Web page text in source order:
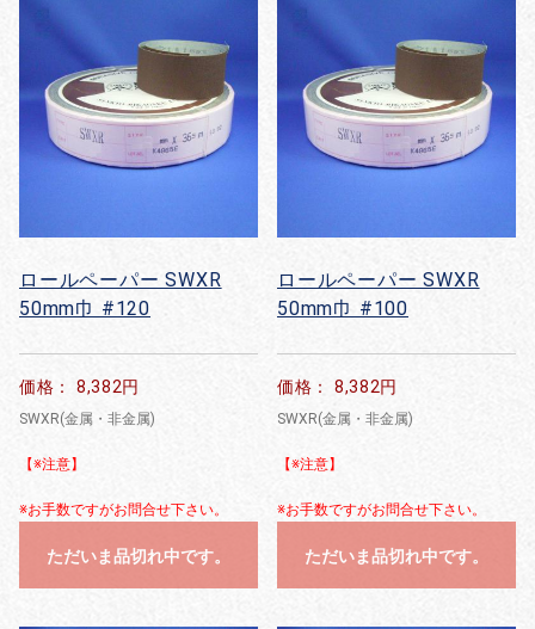
ロールペーパー SWXR
50mm巾 #120
価格： 8,382円
SWXR(金属・非金属)
【※注意】
※お手数ですがお問合せ下さい。
ただいま品切れ中です。
ロールペーパー SWXR
50mm巾 #100
価格： 8,382円
SWXR(金属・非金属)
【※注意】
※お手数ですがお問合せ下さい。
ただいま品切れ中です。